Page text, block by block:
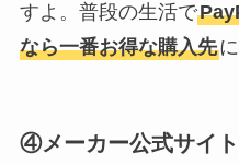
すよ。普段の生活で
なら一番お得な購入先
④メーカー公式サイト